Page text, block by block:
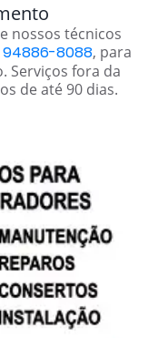
nossos técnicos
94886-8088, para
Serviços fora da
de até 90 dias.